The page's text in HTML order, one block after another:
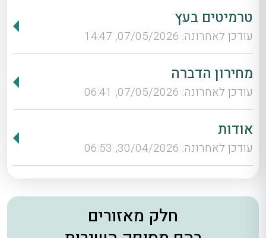
טרמיטים בעץ
עודכן לאחרונה: 07/05/2026, 14:47
מחירון הדברה
עודכן לאחרונה: 07/05/2026, 06:41
אודות
עודכן לאחרונה: 30/04/2026, 06:53
חלק מאזורים